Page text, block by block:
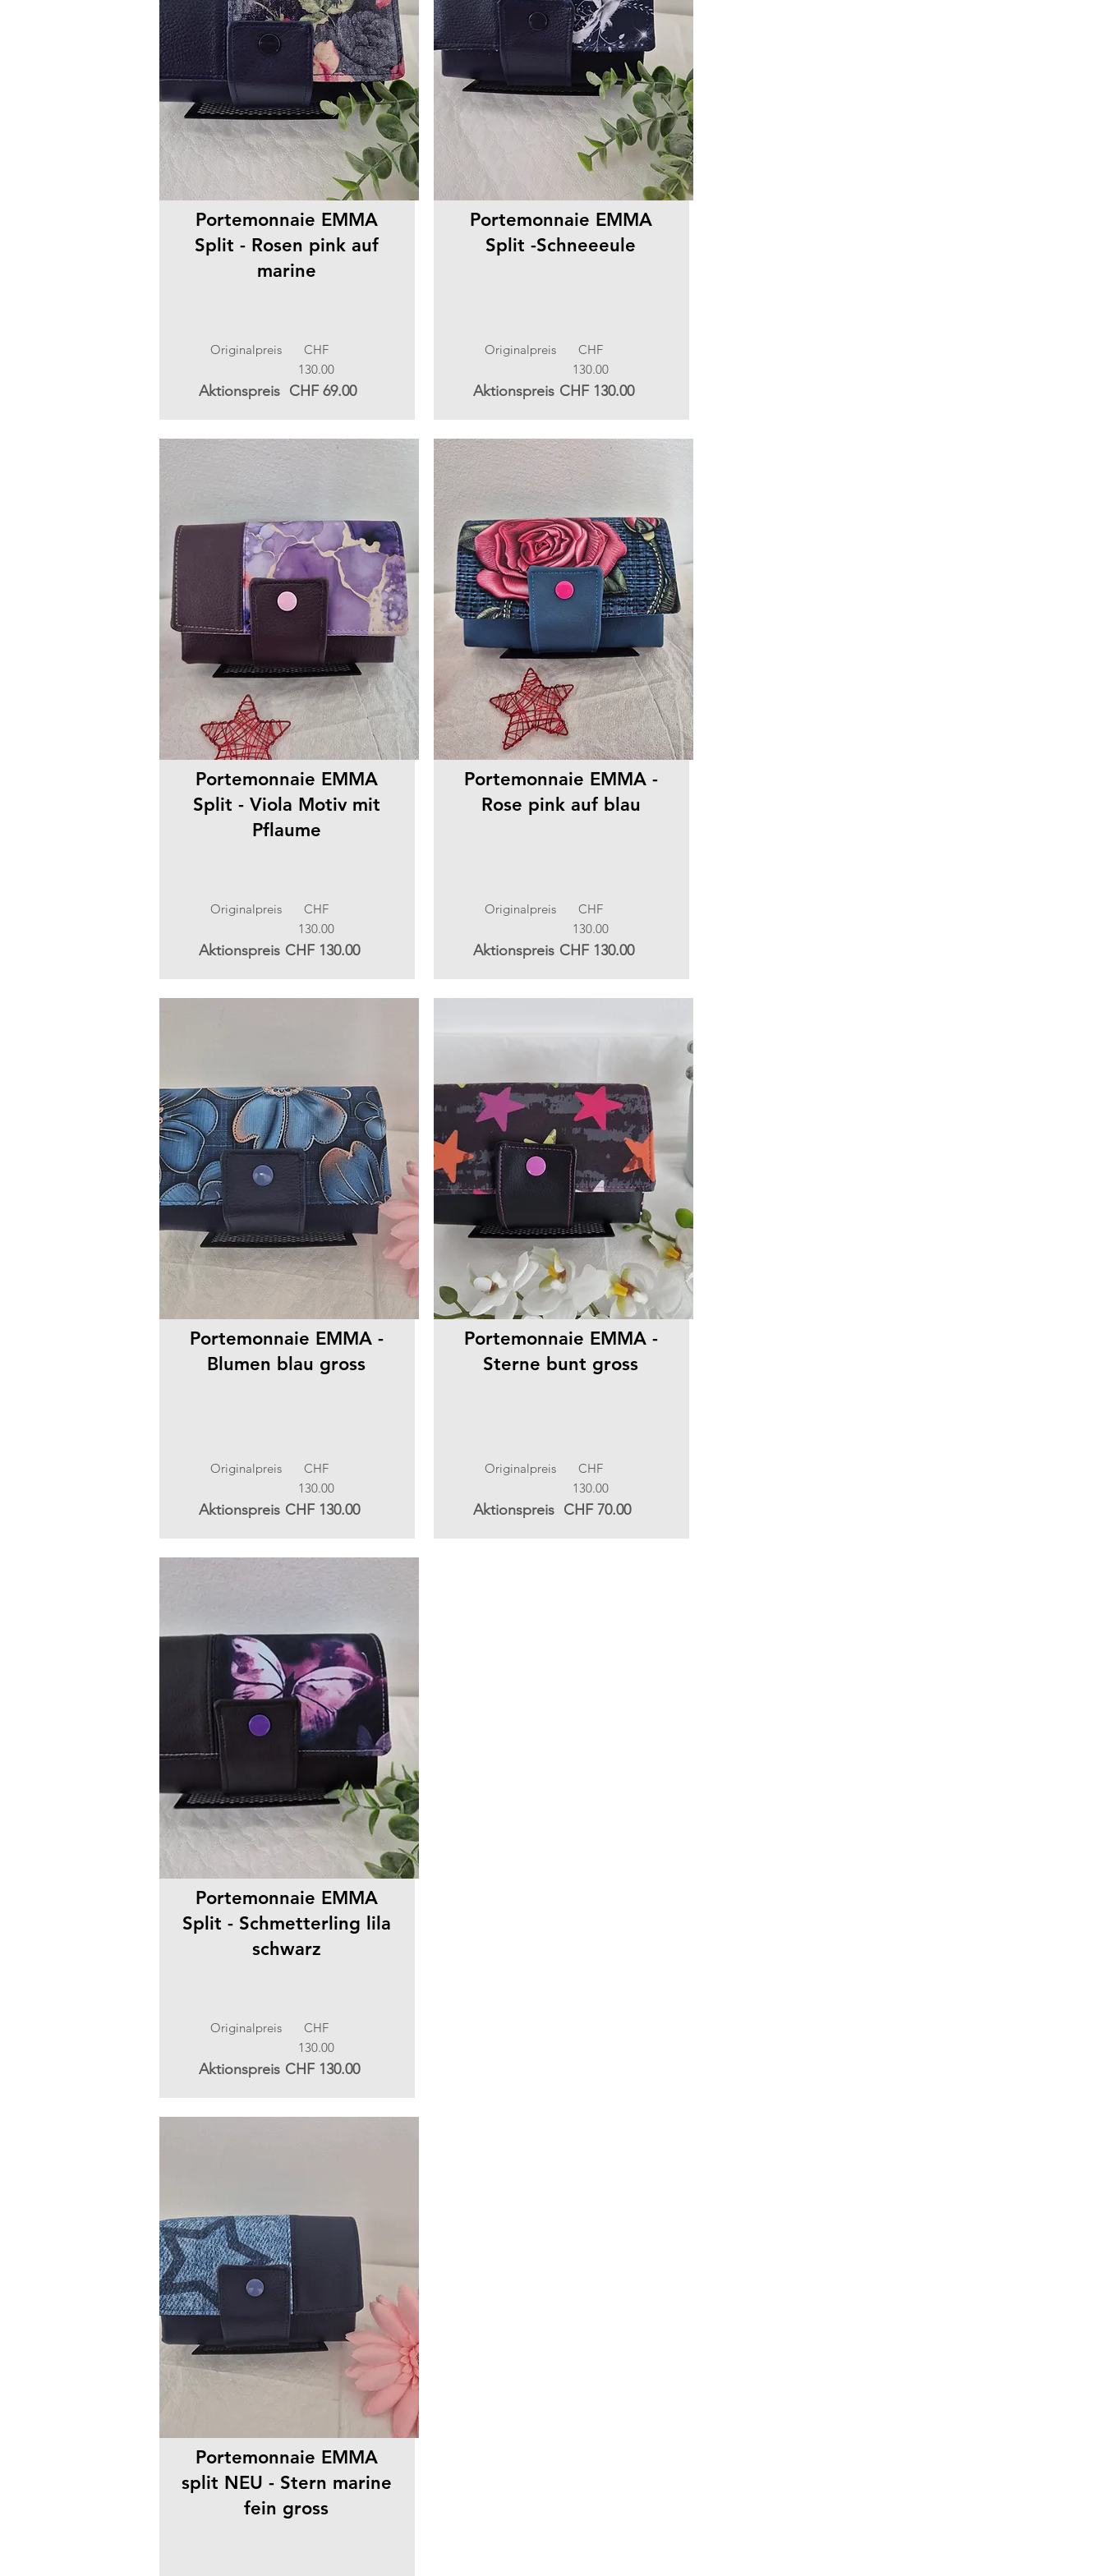
Portemonnaie EMMA
Split - Rosen pink auf
marine
Originalpreis
CHF
130.00
Aktionspreis CHF 69.00
Portemonnaie EMMA
Split - Viola Motiv mit
Pflaume
Originalpreis
CHF
130.00
Aktionspreis CHF 130.00
Portemonnaie EMMA -
Blumen blau gross
Originalpreis
CHF
130.00
Aktionspreis CHF 130.00
Portemonnaie EMMA
Split -Schneeeule
Originalpreis
CHF
130.00
Aktionspreis CHF 130.00
Portemonnaie EMMA -
Rose pink auf blau
Originalpreis
CHF
130.00
Aktionspreis CHF 130.00
Portemonnaie EMMA -
Sterne bunt gross
Originalpreis
CHF
130.00
Aktionspreis CHF 70.00
Portemonnaie EMMA
Split - Schmetterling lila
schwarz
Originalpreis
CHF
130.00
Aktionspreis CHF 130.00
Portemonnaie EMMA
split NEU - Stern marine
fein gross